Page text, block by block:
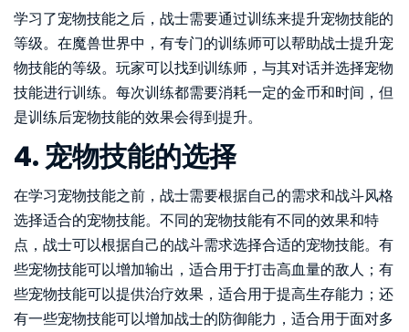
学习了宠物技能之后，战士需要通过训练来提升宠物技能的
等级。在魔兽世界中，有专门的训练师可以帮助战士提升宠
物技能的等级。玩家可以找到训练师，与其对话并选择宠物
技能进行训练。每次训练都需要消耗一定的金币和时间，但
是训练后宠物技能的效果会得到提升。
4. 宠物技能的选择
在学习宠物技能之前，战士需要根据自己的需求和战斗风格
选择适合的宠物技能。不同的宠物技能有不同的效果和特
点，战士可以根据自己的战斗需求选择合适的宠物技能。有
些宠物技能可以增加输出，适合用于打击高血量的敌人；有
些宠物技能可以提供治疗效果，适合用于提高生存能力；还
有一些宠物技能可以增加战士的防御能力，适合用于面对多